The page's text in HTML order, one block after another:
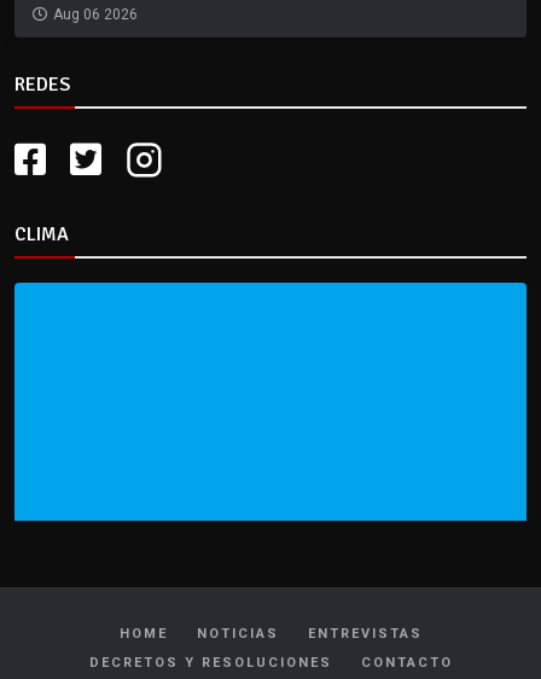
Aug 06 2026
REDES
CLIMA
HOME NOTICIAS
ENTREVISTAS
DECRETOS Y RESOLUCIONES
CONTACTO